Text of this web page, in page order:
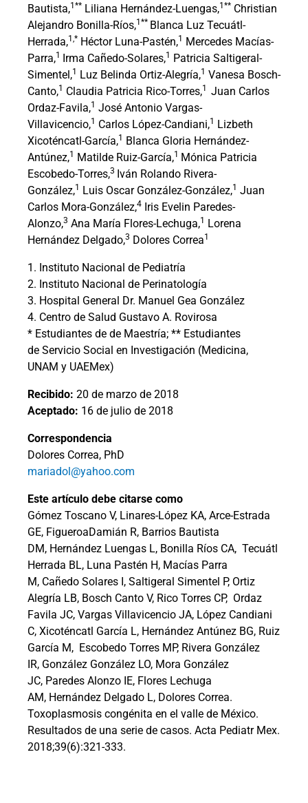
Bautista,1** Liliana Hernández-Luengas,1** Christian
Alejandro Bonilla-Ríos,1** Blanca Luz Tecuátl-
Herrada,1,* Héctor Luna-Pastén,1
Mercedes Macías-
Parra,1 Irma Cañedo-Solares,1
Patricia Saltigeral-
Simentel,1 Luz Belinda Ortiz-Alegría,1 Vanesa Bosch-
Canto,1 Claudia Patricia Rico-Torres,1 Juan Carlos
Ordaz-Favila,1 José Antonio Vargas-
Villavicencio,1 Carlos López-Candiani,1
Lizbeth
Xicoténcatl-García,1
Blanca Gloria Hernández-
Antúnez,1 Matilde Ruiz-García,1 Mónica Patricia
Escobedo-Torres,3 Iván Rolando Rivera-
González,1 Luis Oscar González-González,1 Juan
Carlos Mora-González,4
Iris Evelin Paredes-
Alonzo,3 Ana María Flores-Lechuga,1
Lorena
Hernández Delgado,3 Dolores Correa1
1. Instituto Nacional de Pediatría
2. Instituto Nacional de Perinatología
3. Hospital General Dr. Manuel Gea González
4. Centro de Salud Gustavo A. Rovirosa
* Estudiantes de de Maestría; ** Estudiantes
de Servicio Social en Investigación (Medicina,
UNAM y UAEMex)
Recibido: 20 de marzo de 2018
Aceptado: 16 de julio de 2018
Correspondencia
Dolores Correa, PhD
mariadol@yahoo.com
Este artículo debe citarse como
Gómez Toscano V, Linares-López KA, Arce-Estrada
GE, FigueroaDamián R, Barrios Bautista
DM, Hernández Luengas L, Bonilla Ríos CA, Tecuátl
Herrada BL, Luna Pastén H, Macías Parra
M, Cañedo Solares I, Saltigeral Simentel P, Ortiz
Alegría LB, Bosch Canto V, Rico Torres CP, Ordaz
Favila JC, Vargas Villavicencio JA, López Candiani
C, Xicoténcatl García L, Hernández Antúnez BG, Ruiz
García M, Escobedo Torres MP, Rivera González
IR, González González LO, Mora González
JC, Paredes Alonzo IE, Flores Lechuga
AM, Hernández Delgado L, Dolores Correa.
Toxoplasmosis congénita en el valle de México.
Resultados de una serie de casos. Acta Pediatr Mex.
2018;39(6):321-333.